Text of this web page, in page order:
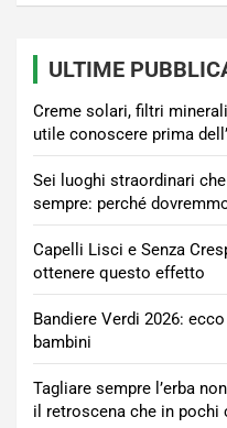
ULTIME
Creme solari, filtri
utile conoscere prima
Sei luoghi straordinari
sempre: perché
Capelli Lisci e Senza
ottenere questo effetto
Bandiere Verdi 2026:
bambini
Tagliare sempre l’erba
il retroscena che in pochi